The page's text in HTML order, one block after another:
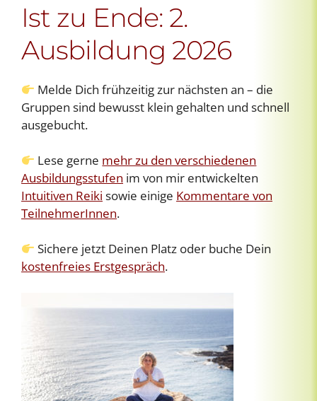
Ist zu Ende: 2.
Ausbildung 2026
Melde Dich frühzeitig zur nächsten an – die
Gruppen sind bewusst klein gehalten und schnell
ausgebucht.
Lese gerne mehr zu den verschiedenen
Ausbildungsstufen im von mir entwickelten
Intuitiven Reiki sowie einige Kommentare von
TeilnehmerInnen.
Sichere jetzt Deinen Platz oder buche Dein
kostenfreies Erstgespräch.